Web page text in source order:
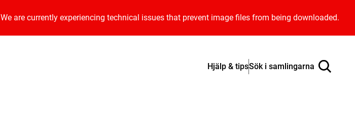
We are currently experiencing technical issues that prevent image files from being downloaded.
Hjälp & tipsSök i samlingarna